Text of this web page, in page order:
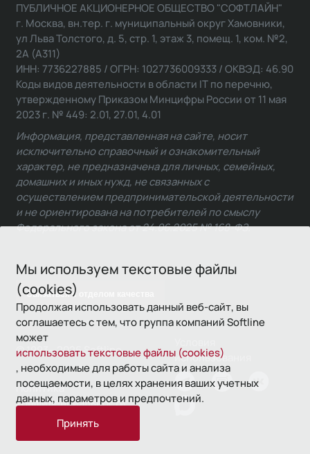
Мы используем текстовые файлы
(cookies)
Продолжая использовать данный веб-сайт, вы
соглашаетесь с тем, что группа компаний Softline
может
использовать текстовые файлы (cookies)
, необходимые для работы сайта и анализа
посещаемости, в целях хранения ваших учетных
данных, параметров и предпочтений.
Принять
Связаться с отделом качества
ПУБЛИЧНОЕ АКЦИОНЕРНОЕ ОБЩЕСТВО "СОФТЛАЙН"
г. Москва, вн.тер. г. муниципальный округ Хамовники,
ул Льва Толстого, д. 5, стр. 1, этаж 3, помещ. 1, ком. №2,
2А (А311)
ИНН: 7736227885 / ОГРН: 1027736009333 / ОКВЭД: 46.90
Коды видов деятельности в области IT по перечню,
утвержденному Приказом Минцифры России от 11 мая
2023 г. № 449: 2.01, 27.01, 4.01
Информация, представленная на сайте, носит
исключительно справочный и ознакомительный
характер, не предназначена для личных, семейных,
домашних и иных нужд, не связанных с
осуществлением предпринимательской деятельности
и не ориентирована на потребителей по смыслу
Федерального закона от 24.06.2025 № 168-ФЗ.
© 1993—2026 Softline
использования
Политика
конфиденциальности